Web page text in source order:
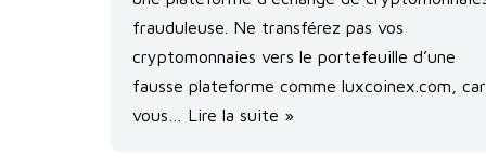
frauduleuse. Ne transférez pas vos
cryptomonnaies vers le portefeuille d’une
fausse plateforme comme luxcoinex.com, car
vous… Lire la suite »